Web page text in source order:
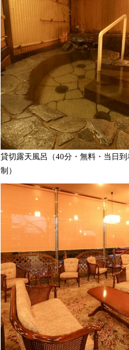
貸切露天風呂（40分・無料・当日
制）